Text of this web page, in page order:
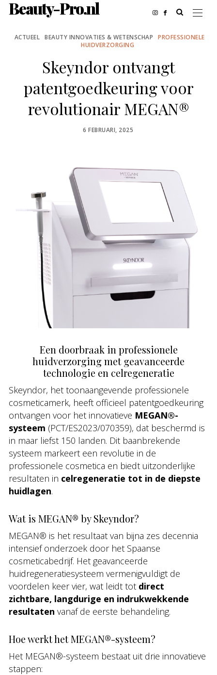
Beauty-Pro.nl
ACTUEEL BEAUTY INNOVATIES & WETENSCHAP
PROFESSIONELE
HUIDVERZORGING
Skeyndor ontvangt
patentgoedkeuring voor
revolutionair MEGAN®
POSTED
6 FEBRUARI, 2025
Een doorbraak in professionele
huidverzorging met geavanceerde
technologie en celregeneratie
Skeyndor, het toonaangevende professionele
cosmeticamerk, heeft officieel patentgoedkeuring
ontvangen voor het innovatieve MEGAN®-
systeem (PCT/ES2023/070359), dat beschermd is
in maar liefst 150 landen. Dit baanbrekende
systeem markeert een revolutie in de
professionele cosmetica en biedt uitzonderlijke
resultaten in celregeneratie tot in de diepste
huidlagen.
Wat is MEGAN® by Skeyndor?
MEGAN® is het resultaat van bijna zes decennia
intensief onderzoek door het Spaanse
cosmeticabedrijf. Het geavanceerde
huidregeneratiesysteem vermenigvuldigt de
voordelen keer vier, wat leidt tot direct
zichtbare, langdurige en indrukwekkende
resultaten vanaf de eerste behandeling.
Hoe werkt het MEGAN®-systeem?
Het MEGAN®-systeem bestaat uit drie innovatieve
stappen: